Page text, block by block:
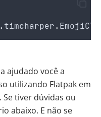
. timcharper. EmojiClu
ajudado você a
utilizando Flatpak em
tiver dúvidas ou
abaixo. E não se